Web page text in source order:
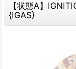
【状態A】
{IGAS}